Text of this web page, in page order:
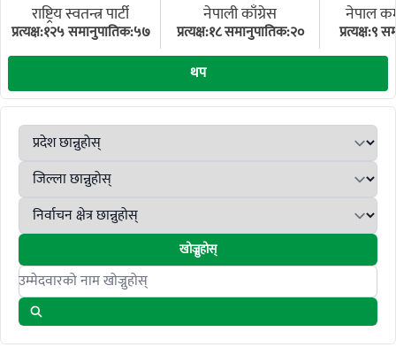
राष्ट्रिय स्वतन्त्र पार्टी
प्रत्यक्ष:१२५ समानुपातिक:५७
नेपाली काँग्रेस
प्रत्यक्ष:१८ समानुपातिक:२०
नेपाल
प्रत्यक्ष:९
थप
खोज्नुहोस्
Search candidates